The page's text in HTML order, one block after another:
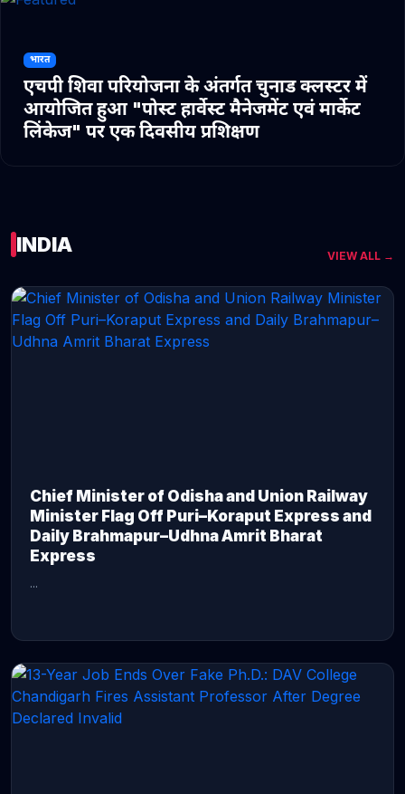
भारत
एचपी शिवा परियोजना के अंतर्गत चुनाड क्लस्टर में
आयोजित हुआ "पोस्ट हार्वेस्ट मैनेजमेंट एवं मार्केट
लिंकेज" पर एक दिवसीय प्रशिक्षण
INDIA VIEW ALL →
Chief Minister of Odisha and Union Railway
Minister Flag Off Puri–Koraput Express and
Daily Brahmapur–Udhna Amrit Bharat
Express
...